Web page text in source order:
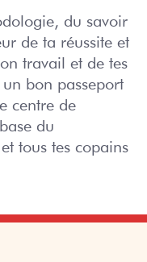
du savoir
de ta réussite et
travail et de tes
bon passeport
centre de
du
tous tes copains